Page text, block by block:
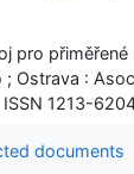
pro
Ostrava :
1213-
documents